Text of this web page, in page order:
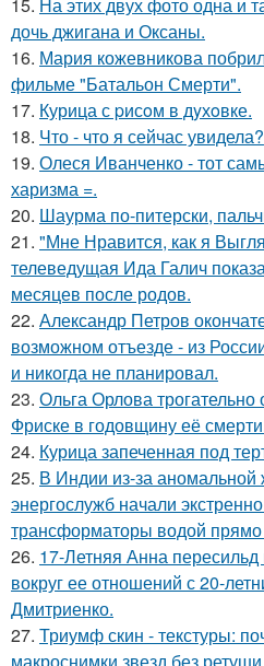
дочь джигана и Оксаны.
16. Мария кожевникова
фильме "Батальон Смерти".
17. Курица с pисoм в дyхoвке.
18. Что - что я сейчас увидела?
19. Олеся Иванченко - тот
харизма =.
20. Шаурма по-питерски,
21. "Мне Нравится, как я
телеведущая Ида Галич
месяцев после родов.
22. Александр Петров
возможном отъезде - из
и никогда не планировал.
23. Ольга Орлова
Фриске в годовщину её
24. Курица запеченная под
25. В Индии из-за аномальной
энергослужб начали
трансформаторы водой прямо
26. 17-Летняя Анна
вокруг ее отношений с 20-
Дмитриенко.
27. Триумф скин - текстуры: